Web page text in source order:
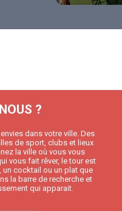
?
dans votre ville. Des
de sport, clubs et lieux
la ville où vous vous
vous fait rêver, le tour est
un cocktail ou un plat que
la barre de recherche et
qui apparait.